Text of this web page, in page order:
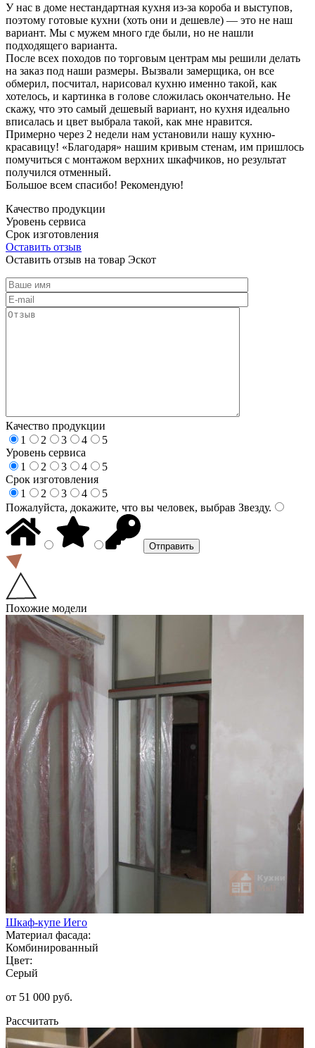
У нас в доме нестандартная кухня из-за короба и выступов,
поэтому готовые кухни (хоть они и дешевле) — это не наш
вариант. Мы с мужем много где были, но не нашли
подходящего варианта.
После всех походов по торговым центрам мы решили делать
на заказ под наши размеры. Вызвали замерщика, он все
обмерил, посчитал, нарисовал кухню именно такой, как
хотелось, и картинка в голове сложилась окончательно. Не
скажу, что это самый дешевый вариант, но кухня идеально
вписалась и цвет выбрала такой, как мне нравится.
Примерно через 2 недели нам установили нашу кухню-
красавицу! «Благодаря» нашим кривым стенам, им пришлось
помучиться с монтажом верхних шкафчиков, но результат
получился отменный.
Большое всем спасибо! Рекомендую!
Качество продукции
Уровень сервиса
Срок изготовления
Оставить отзыв
Оставить отзыв на товар Эскот
Качество продукции
1
2 3 4
5
Уровень сервиса
1
2 3 4
5
Срок изготовления
1
2 3 4
5
Пожалуйста, докажите, что вы человек, выбрав Звезду.
Похожие модели
Шкаф-купе Иего
Материал фасада:
Комбинированный
Цвет:
Серый
от 51 000 руб.
Рассчитать